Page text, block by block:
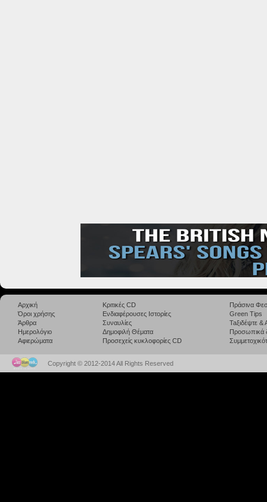
Αρχική
Όροι χρήσης
Άρθρα
Ημερολόγιο
Αφιερώματα
Κριτικές CD
Ενδιαφέρουσες Ιστορίες
Συναυλίες
Δημοφιλή Θέματα
Προσεχείς κυκλοφορίες CD
Πράσινα
Green Tips
Taξιδέψτε
Προσωπικά
Copyright © 2012-2014 All Rights Reserved